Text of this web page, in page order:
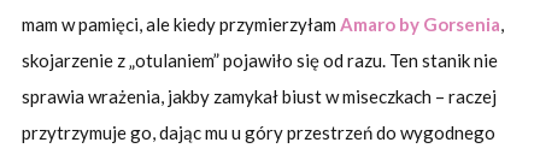
mam w pamięci, ale kiedy przymierzyłam Amaro by Gorsenia,
skojarzenie z „otulaniem” pojawiło się od razu. Ten stanik nie
sprawia wrażenia, jakby zamykał biust w miseczkach – raczej
przytrzymuje go, dając mu u góry przestrzeń do wygodnego